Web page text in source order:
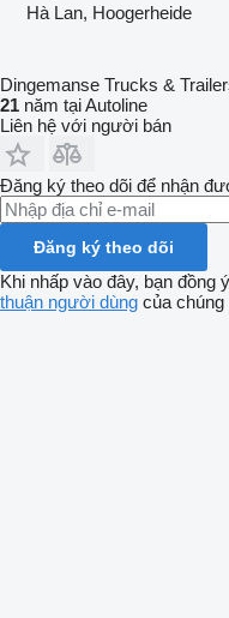
Hà Lan, Hoogerheide
Dingemanse Trucks &
21 năm tại Autoline
Liên hệ với người bán
Đăng ký theo dõi để nhận
Đăng ký theo dõi
Khi nhấp vào đây, bạn đồng
thuận người dùng của chúng